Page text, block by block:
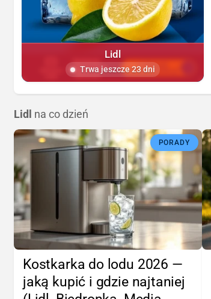
Lidl
Trwa jeszcze 23 dni
Lidl na co dzień
PORADY
Kostkarka do lodu 2026 —
jaką kupić i gdzie najtaniej